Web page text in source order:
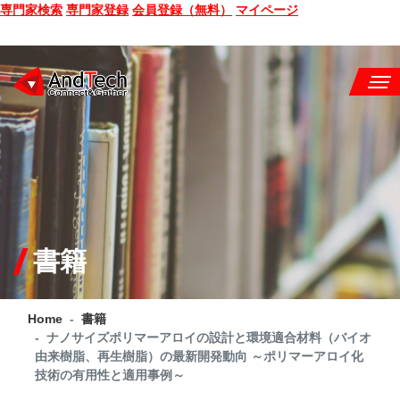
専門家検索 専門家登録 会員登録（無料） マイページ
SEMINAR
BOOK
CONSULTING
SERVICE
COMPANY
Q&A
SITE MAP
書籍
Home
書籍
ナノサイズポリマーアロイの設計と環境適合材料（バイオ
由来樹脂、再生樹脂）の最新開発動向 ～ポリマーアロイ化
技術の有用性と適用事例～